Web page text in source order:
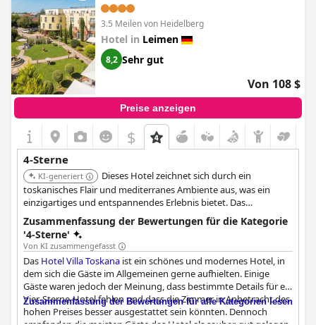
3.5 Meilen von Heidelberg
Hotel in Leimen
8,2 Sehr gut
Von 108 $
Preise anzeigen
$
4-Sterne
KI-generiert
Dieses Hotel zeichnet sich durch ein
toskanisches Flair und mediterranes Ambiente aus, was ein
einzigartiges und entspannendes Erlebnis bietet. Das
freundliche Personal, geräumige Zimmer mit Gartenblick und
ein ausgezeichnetes Frühstück tragen zu einem angenehmen
und hochwertigen Aufenthalt bei.
Zusammenfassung der Bewertungen für die Kategorie
'4-Sterne'
Von KI zusammengefasst
Das Hotel Villa Toskana ist ein schönes und modernes Hotel, in
dem sich die Gäste im Allgemeinen gerne aufhielten. Einige
Gäste waren jedoch der Meinung, dass bestimmte Details für ein
Vier-Sterne-Hotel fehlen und dass die Zimmer in Anbetracht des
hohen Preises besser ausgestattet sein könnten. Dennoch
Zusammenfassung der Bewertungen für alle Kategorien lesen